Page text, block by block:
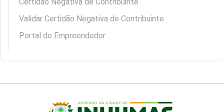
Validar Certidão Negativa de Contribuinte
Portal do Empreendedor